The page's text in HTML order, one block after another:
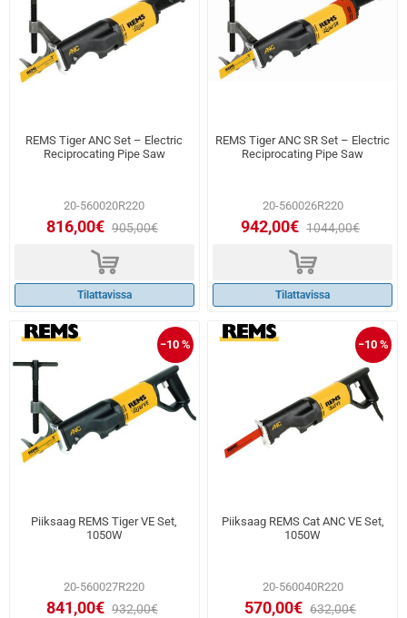
REMS Tiger ANC Set – Electric
Reciprocating Pipe Saw
20-560020R220
816,00€ 905,00€
d
Tilattavissa
REMS Tiger ANC SR Set – Electric
Reciprocating Pipe Saw
20-560026R220
942,00€ 1044,00€
d
Tilattavissa
−10 %
Piiksaag REMS Tiger VE Set,
1050W
20-560027R220
841,00€ 932,00€
−10 %
Piiksaag REMS Cat ANC VE Set,
1050W
20-560040R220
570,00€ 632,00€